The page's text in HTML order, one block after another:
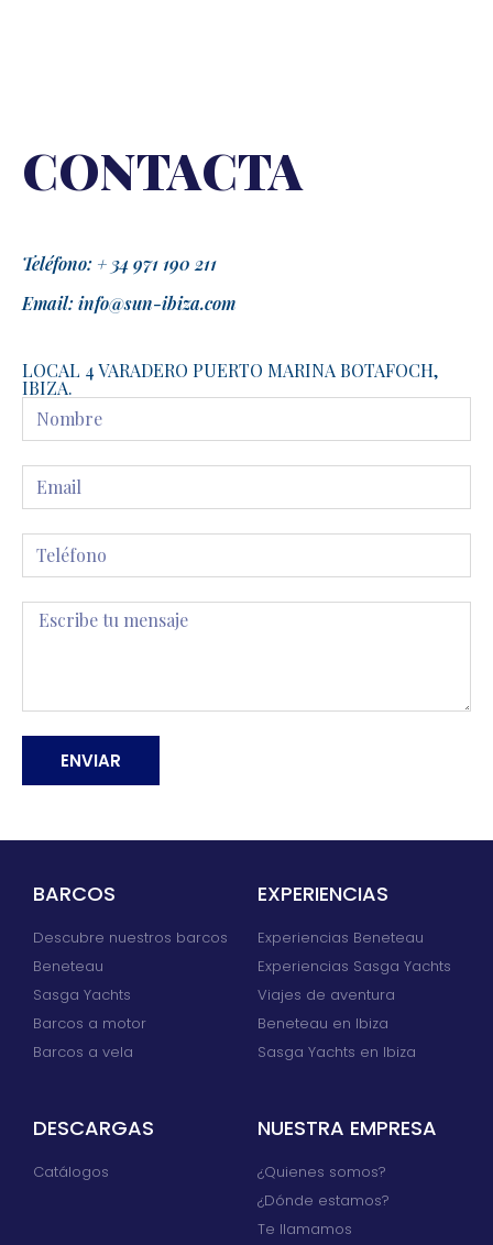
CONTACTA
Teléfono: + 34 971 190 211
Email: info@sun-ibiza.com
LOCAL 4 VARADERO PUERTO MARINA BOTAFOCH,
IBIZA.
ENVIAR
BARCOS
Descubre nuestros barcos
Beneteau
Sasga Yachts
Barcos a motor
Barcos a vela
EXPERIENCIAS
Experiencias Beneteau
Experiencias Sasga Yachts
Viajes de aventura
Beneteau en Ibiza
Sasga Yachts en Ibiza
DESCARGAS
Catálogos
NUESTRA EMPRESA
¿Quienes somos?
¿Dónde estamos?
Te llamamos